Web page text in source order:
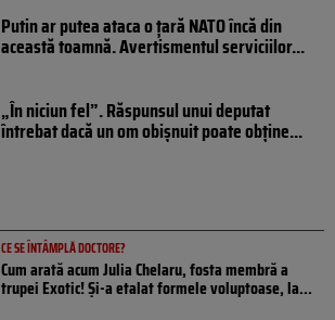
Putin ar putea ataca o țară NATO încă din
această toamnă. Avertismentul serviciilor...
„În niciun fel”. Răspunsul unui deputat
întrebat dacă un om obișnuit poate obține...
CE SE ÎNTÂMPLĂ DOCTORE?
Cum arată acum Julia Chelaru, fosta membră a
trupei Exotic! Și-a etalat formele voluptoase, la...